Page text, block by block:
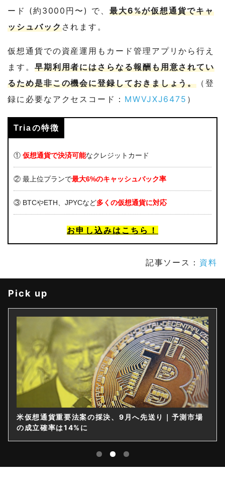
ード (約3000円〜) で、 最大6%が仮想通貨でキャ
ッシュバックされます。
仮想通貨での資産運用もカード管理アプリから行え
ます。 早期利用者にはさらなる報酬も用意されてい
るため是非この機会に登録しておきましょう。 （登
録に必要なアクセスコード： MWVJXJ6475 ）
Triaの特徴
① 仮想通貨で決済可能なクレジットカード
② 最上位プランで最大6%のキャッシュバック率
③ BTCやETH、JPYCなど多くの仮想通貨に対応
お申し込みはこちら！
記事ソース： 資料
Pick up
米仮想通貨重要法案の採決、9月へ先送り｜予測市場
の成立確率は14%に